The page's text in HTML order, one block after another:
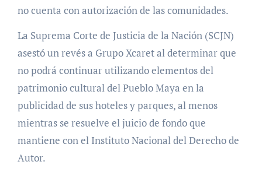
no cuenta con autorización de las comunidades.
La Suprema Corte de Justicia de la Nación (SCJN)
asestó un revés a Grupo Xcaret al determinar que
no podrá continuar utilizando elementos del
patrimonio cultural del Pueblo Maya en la
publicidad de sus hoteles y parques, al menos
mientras se resuelve el juicio de fondo que
mantiene con el Instituto Nacional del Derecho de
Autor.